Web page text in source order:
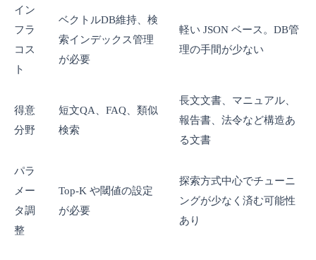
イン
フラ
コス
ト
ベクトルDB維持、検
索インデックス管理
が必要
軽い JSON ベース。DB管
理の手間が少ない
得意
分野
短文QA、FAQ、類似
検索
長文文書、マニュアル、
報告書、法令など構造あ
る文書
パラ
メー
タ調
整
Top-K や閾値の設定
が必要
探索方式中心でチューニ
ングが少なく済む可能性
あり